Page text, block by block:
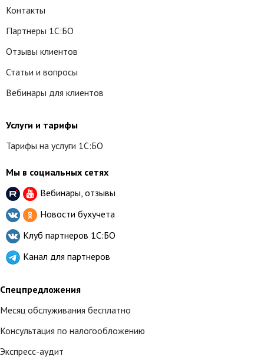
Контакты
Партнеры 1С:БО
Отзывы клиентов
Статьи и вопросы
Вебинары для клиентов
Услуги и тарифы
Тарифы на услуги 1С:БО
Мы в социальных сетях
Вебинары, отзывы
Новости бухучета
Клуб партнеров 1С:БО
Канал для партнеров
Спецпредложения
Месяц обслуживания бесплатно
Консультация по налогообложению
Экспресс-аудит